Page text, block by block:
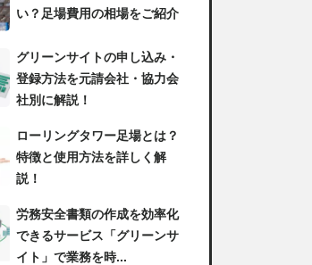
い？足場費用の相場をご紹介
グリーンサイトの申し込み・
登録方法を元請会社・協力会
社別に解説！
ローリングタワー足場とは？
特徴と使用方法を詳しく解
説！
労務安全書類の作成を効率化
できるサービス「グリーンサ
イト」で業務を時...